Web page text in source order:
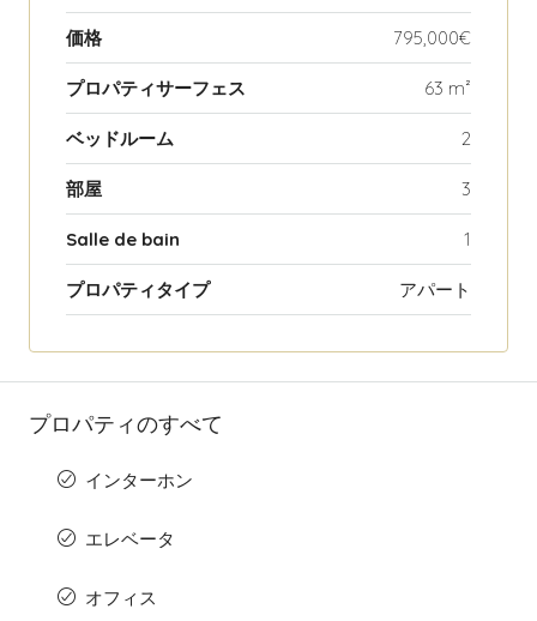
価格 795,000€
プロパティサーフェス 63 m²
ベッドルーム 2
部屋 3
Salle de bain 1
プロパティタイプ アパート
プロパティのすべて
インターホン
エレベータ
オフィス